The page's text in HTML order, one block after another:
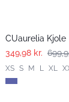
CUaurelia Kjole
349,98 kr.
XS S M L XL